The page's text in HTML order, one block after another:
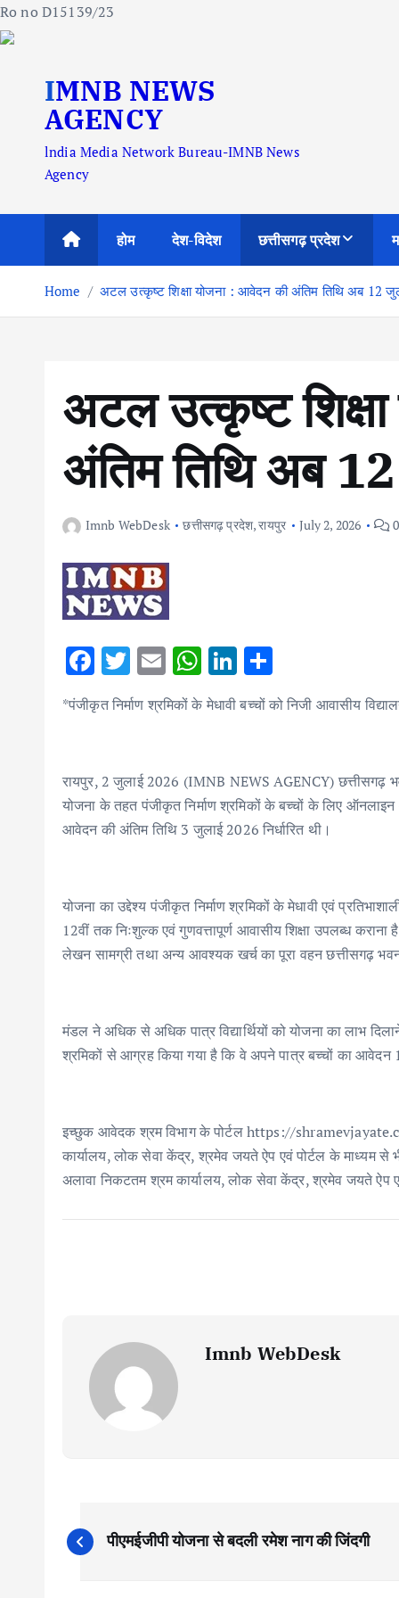
Ro no D15139/23
IMNB NEWS
AGENCY
lndia Media Network Bureau-IMNB News
Agency
होम देश-विदेश छत्तीसगढ़ प्रदेश
Home अटल उत्कृष्ट शिक्षा योजना : आवेदन की अंतिम तिथि अब 12
अटल उत्कृष्ट
अंतिम तिथि अब
Imnb WebDesk छत्तीसगढ़ प्रदेश,रायपुर July 2, 2026
F
ac
e
o
o
k
T
w
it
r
E
m
ai
W
h
at
A
p
p
Li
k
dI
n
h
ar
*पंजीकृत निर्माण श्रमिकों के मेधावी बच्चों को निजी आवासीय
रायपुर, 2 जुलाई 2026 (IMNB NEWS AGENCY) छत्तीसगढ़
योजना के तहत पंजीकृत निर्माण श्रमिकों के बच्चों के लिए
आवेदन की अंतिम तिथि 3 जुलाई 2026 निर्धारित थी।
योजना का उद्देश्य पंजीकृत निर्माण श्रमिकों के मेधावी एवं
12वीं तक निःशुल्क एवं गुणवत्तापूर्ण आवासीय शिक्षा उपलब्ध
लेखन सामग्री तथा अन्य आवश्यक खर्च का पूरा वहन छत्तीसगढ़ भवन
मंडल ने अधिक से अधिक पात्र विद्यार्थियों को योजना का लाभ
श्रमिकों से आग्रह किया गया है कि वे अपने पात्र बच्चों का
इच्छुक आवेदक श्रम विभाग के पोर्टल https://
कार्यालय, लोक सेवा केंद्र, श्रमेव जयते ऐप एवं पोर्टल के
अलावा निकटतम श्रम कार्यालय, लोक सेवा केंद्र, श्रमेव जयते ऐप
Imnb WebDesk
P
पीएमईजीपी योजना से बदली रमेश नाग की जिंदगी